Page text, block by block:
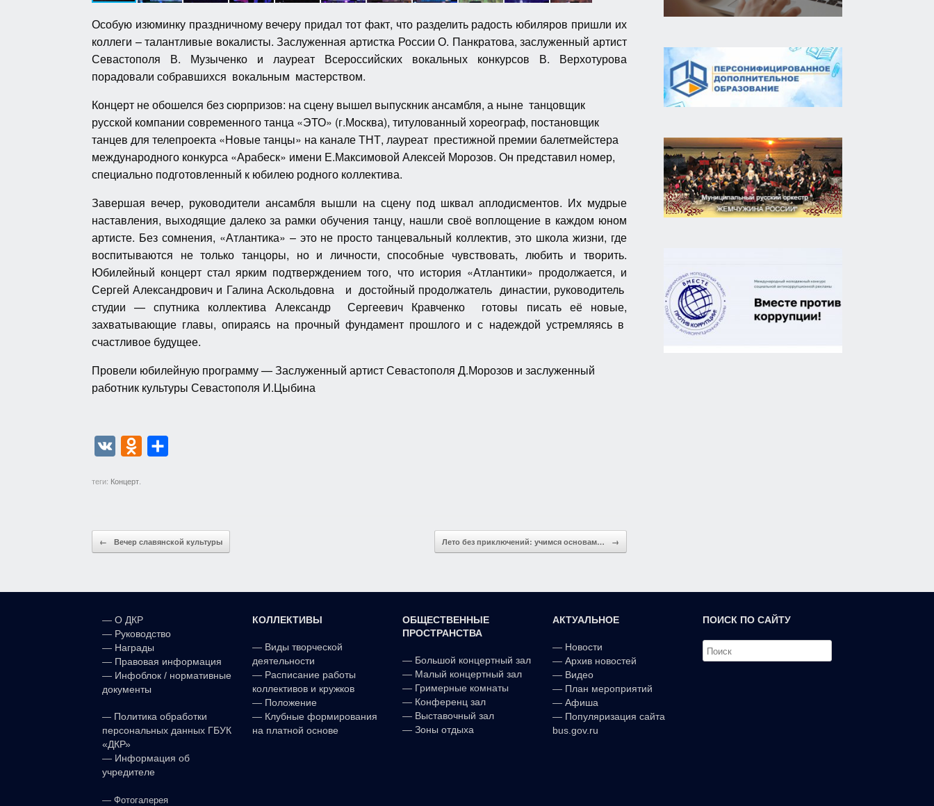
Особую изюминку праздничному вечеру придал тот факт, что разделить радость юбиляров пришли их
коллеги – талантливые вокалисты. Заслуженная артистка России О. Панкратова, заслуженный артист
Севастополя В. Музыченко и лауреат Всероссийских вокальных конкурсов В. Верхотурова
порадовали собравшихся вокальным мастерством.
Концерт не обошелся без сюрпризов: на сцену вышел выпускник ансамбля, а ныне танцовщик
русской компании современного танца «ЭТО» (г.Москва), титулованный хореограф, постановщик
танцев для телепроекта «Новые танцы» на канале ТНТ, лауреат престижной премии балетмейстера
международного конкурса «Арабеск» имени Е.Максимовой Алексей Морозов. Он представил номер,
специально подготовленный к юбилею родного коллектива.
Завершая вечер, руководители ансамбля вышли на сцену под шквал аплодисментов. Их мудрые
наставления, выходящие далеко за рамки обучения танцу, нашли своё воплощение в каждом юном
артисте. Без сомнения, «Атлантика» – это не просто танцевальный коллектив, это школа жизни, где
воспитываются не только танцоры, но и личности, способные чувствовать, любить и творить.
Юбилейный концерт стал ярким подтверждением того, что история «Атлантики» продолжается, и
Сергей Александрович и Галина Аскольдовна и достойный продолжатель династии, руководитель
студии — спутника коллектива Александр Сергеевич Кравченко готовы писать её новые,
захватывающие главы, опираясь на прочный фундамент прошлого и с надеждой устремляясь в
счастливое будущее.
Провели юбилейную программу — Заслуженный артист Севастополя Д.Морозов и заслуженный
работник культуры Севастополя И.Цыбина
k
l
s
s
n
i
k
i
а
в
т
теги: Концерт
Post navigation
← Вечер славянской культуры Лето без приключений: учимся основам… →
— О ДКР
— Руководство
— Награды
— Правовая информация
— Инфоблок / нормативные
документы
— Политика обработки
персональных данных ГБУК
«ДКР»
— Информация об
учредителе
— Фотогалерея
КОЛЛЕКТИВЫ
— Виды творческой
деятельности
— Расписание работы
коллективов и кружков
— Положение
— Клубные формирования
на платной основе
ОБЩЕСТВЕННЫЕ
ПРОСТРАНСТВА
— Большой концертный зал
— Малый концертный зал
— Гримерные комнаты
— Конференц зал
— Выставочный зал
— Зоны отдыха
АКТУАЛЬНОЕ
— Новости
— Архив новостей
— Видео
— План мероприятий
— Афиша
— Популяризация сайта
bus.gov.ru
ПОИСК ПО САЙТУ